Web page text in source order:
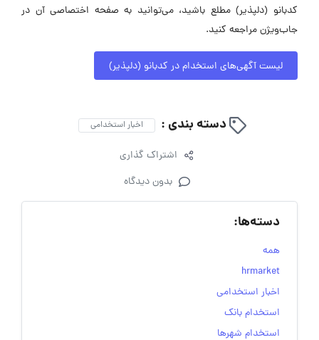
کدبانو (دلپذیر) مطلع باشید، می‌توانید به صفحه اختصاصی آن در
جاب‌ویژن مراجعه کنید.
لیست آگهی‌های استخدام در کدبانو (دلپذیر)
دسته بندی : اخبار استخدامی
اشتراک گذاری
بدون دیدگاه
دسته‌ها:
همه
hrmarket
اخبار استخدامی
استخدام بانک
استخدام شهرها